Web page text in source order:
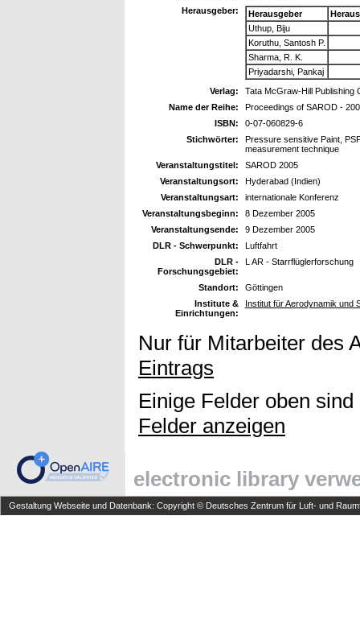
Herausgeber:
Herausgeber
Uthup, Biju
Koruthu, Santosh P.
Sharma, R. K.
Priyadarshi, Pankaj
Verlag:
Tata McGraw-Hill Publishing
Name der Reihe:
Proceedings of SAROD -
ISBN:
0-07-060829-6
Stichwörter:
Pressure sensitive Paint,
measurement technique
Veranstaltungstitel:
SAROD 2005
Veranstaltungsort:
Hyderabad (Indien)
Veranstaltungsart:
internationale Konferenz
Veranstaltungsbeginn:
8 Dezember 2005
Veranstaltungsende:
9 Dezember 2005
DLR - Schwerpunkt:
Luftfahrt
DLR -
Forschungsgebiet:
L AR - Starrflüglerforschung
Standort:
Göttingen
Institute &
Einrichtungen:
Institut für Aerodynamik und
Nur für Mitarbeiter des
Eintrags
Einige Felder oben
Felder anzeigen
electronic library
Gestaltung Webseite und Datenbank: Copyright © Deutsches Zentrum für Luft- und